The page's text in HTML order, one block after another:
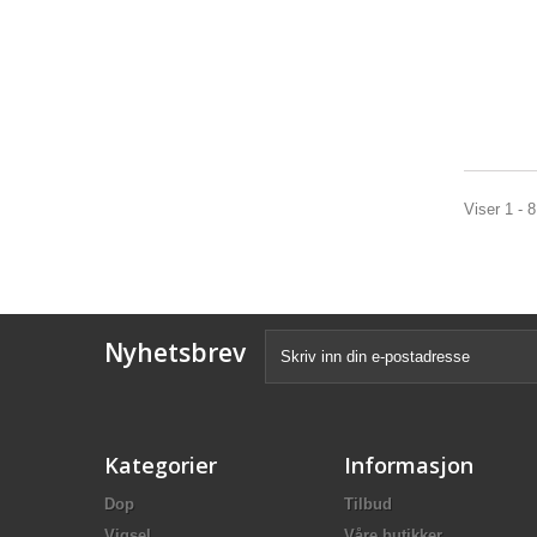
Viser 1 -
Nyhetsbrev
Kategorier
Dop
Informasjon
Tilbud